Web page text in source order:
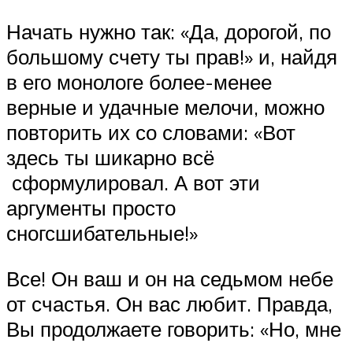
Начать нужно так: «Да, дорогой, по
большому счету ты прав!» и, найдя
в его монологе более-менее
верные и удачные мелочи, можно
повторить их со словами: «Вот
здесь ты шикарно всё
сформулировал. А вот эти
аргументы просто
сногсшибательные!»
Все! Он ваш и он на седьмом небе
от счастья. Он вас любит. Правда,
Вы продолжаете говорить: «Но, мне